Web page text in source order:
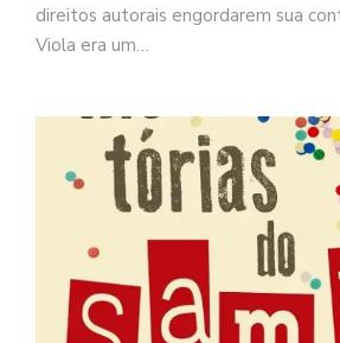
direitos autorais engordarem sua
Viola era um…